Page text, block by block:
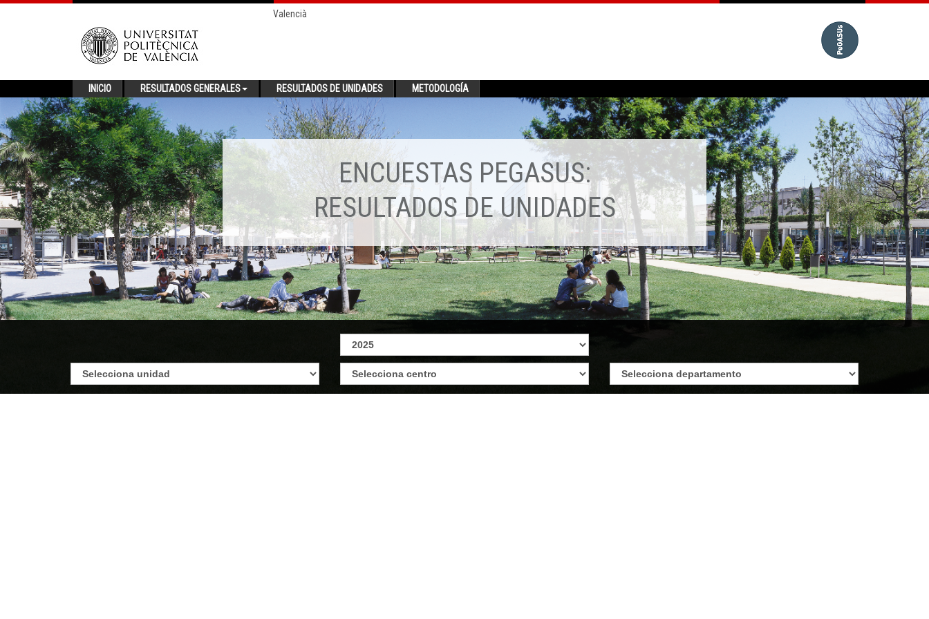
Valencià
INICIO RESULTADOS GENERALES RESULTADOS DE UNIDADES METODOLOGÍA
ENCUESTAS PEGASUS:
RESULTADOS DE UNIDADES